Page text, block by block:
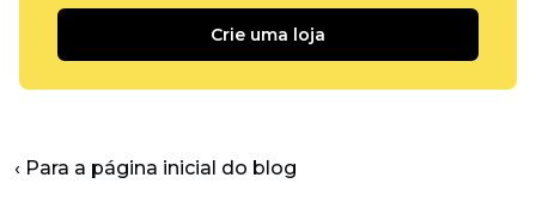
Crie uma loja
‹ Para a página inicial do blog